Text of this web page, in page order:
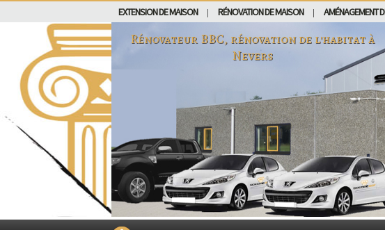
EXTENSION DE MAISON RÉNOVATION DE MAISON AMÉNAGEMENT
Rénovateur BBC, rénovation de l'habitat à
Nevers